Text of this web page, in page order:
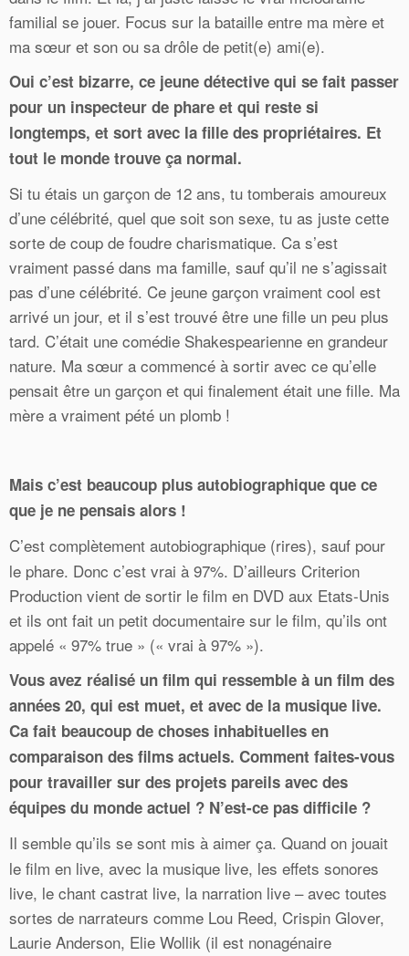
familial se jouer. Focus sur la bataille entre ma mère et
ma sœur et son ou sa drôle de petit(e) ami(e).
Oui c’est bizarre, ce jeune détective qui se fait passer
pour un inspecteur de phare et qui reste si
longtemps, et sort avec la fille des propriétaires. Et
tout le monde trouve ça normal.
Si tu étais un garçon de 12 ans, tu tomberais amoureux
d’une célébrité, quel que soit son sexe, tu as juste cette
sorte de coup de foudre charismatique. Ca s’est
vraiment passé dans ma famille, sauf qu’il ne s’agissait
pas d’une célébrité. Ce jeune garçon vraiment cool est
arrivé un jour, et il s’est trouvé être une fille un peu plus
tard. C’était une comédie Shakespearienne en grandeur
nature. Ma sœur a commencé à sortir avec ce qu’elle
pensait être un garçon et qui finalement était une fille. Ma
mère a vraiment pété un plomb !
Mais c’est beaucoup plus autobiographique que ce
que je ne pensais alors !
C’est complètement autobiographique (rires), sauf pour
le phare. Donc c’est vrai à 97%. D’ailleurs Criterion
Production vient de sortir le film en DVD aux Etats-Unis
et ils ont fait un petit documentaire sur le film, qu’ils ont
appelé « 97% true » (« vrai à 97% »).
Vous avez réalisé un film qui ressemble à un film des
années 20, qui est muet, et avec de la musique live.
Ca fait beaucoup de choses inhabituelles en
comparaison des films actuels. Comment faites-vous
pour travailler sur des projets pareils avec des
équipes du monde actuel ? N’est-ce pas difficile ?
Il semble qu’ils se sont mis à aimer ça. Quand on jouait
le film en live, avec la musique live, les effets sonores
live, le chant castrat live, la narration live – avec toutes
sortes de narrateurs comme Lou Reed, Crispin Glover,
Laurie Anderson, Elie Wollik (il est nonagénaire